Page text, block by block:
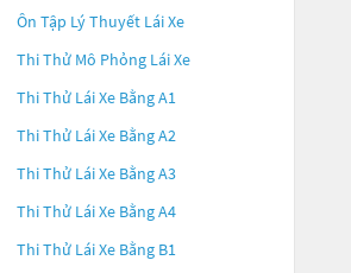
Ôn Tập Lý Thuyết Lái Xe
Thi Thử Mô Phỏng Lái Xe
Thi Thử Lái Xe Bằng A1
Thi Thử Lái Xe Bằng A2
Thi Thử Lái Xe Bằng A3
Thi Thử Lái Xe Bằng A4
Thi Thử Lái Xe Bằng B1